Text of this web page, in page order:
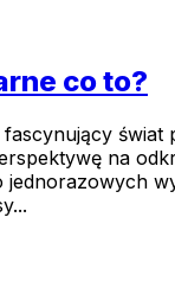
co to?
fascynujący świat
na
jednorazowych